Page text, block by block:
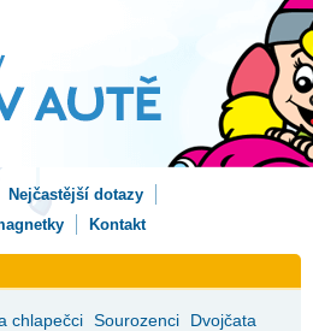
Nejčastější dotazy
Kontakt
chlapečci Sourozenci
Dvojčata